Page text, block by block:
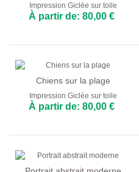
Impression Giclée sur toile
À partir de: 80,00 €
Chiens sur la plage
Impression Giclée sur toile
À partir de: 80,00 €